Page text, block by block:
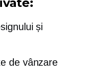
și
de vânzare